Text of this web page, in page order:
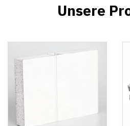
Unsere